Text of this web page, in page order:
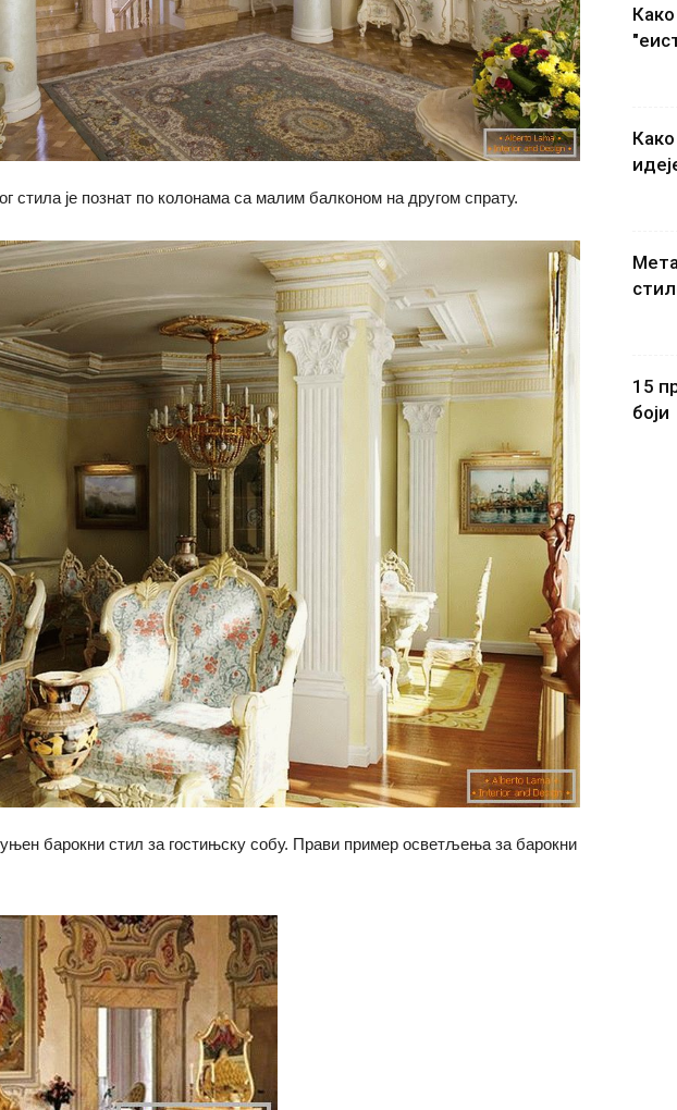
стила је познат по колонама са малим балконом на другом спрату.
барокни стил за гостињску собу. Прави пример осветљења за барокни
15
боји